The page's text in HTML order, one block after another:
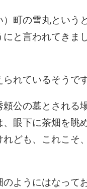
町の雪丸とい
と言われてきまし
れているそうです
公の墓とされ
眼下に茶畑を眺
れども、これこ
ようにはなって